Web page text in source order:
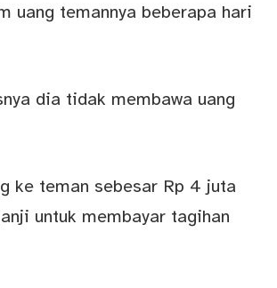
uang temannya beberapa hari
dia tidak membawa uang
ke teman sebesar Rp 4 juta
untuk membayar tagihan